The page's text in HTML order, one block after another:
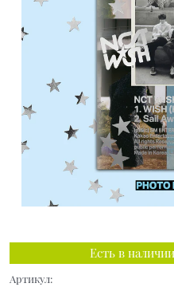
Есть в наличии
Артикул: